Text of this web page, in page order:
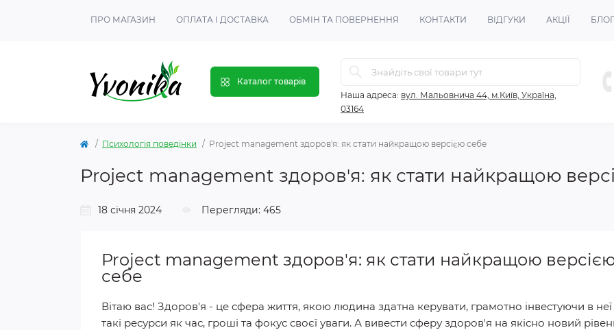
ПРО МАГАЗИН ОПЛАТА І ДОСТАВКА ОБМІН ТА ПОВЕРНЕННЯ КОНТАКТИ ВІДГУКИ АКЦІЇ БЛОГ
Каталог товарів
Наша адреса: вул. Мальовнича 44, м.Київ, Україна,
03164
Психологія поведінки Project management здоров'я: як стати найкращою версією себе
Project management здоров'я: як стати найкращою
18 січня 2024 Перегляди: 465
Project management здоров'я: як стати найкращою
себе
Вітаю вас! Здоров'я - це сфера життя, якою людина здатна керувати, грамотно інвестуючи в неї
такі ресурси як час, гроші та фокус своєї уваги. А вивести сферу здоров'я на якісно новий